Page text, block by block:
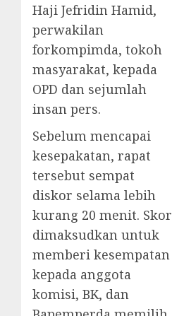
Haji Jefridin Hamid,
perwakilan
forkompimda, tokoh
masyarakat, kepada
OPD dan sejumlah
insan pers.
Sebelum mencapai
kesepakatan, rapat
tersebut sempat
diskor selama lebih
kurang 20 menit. Skor
dimaksudkan untuk
memberi kesempatan
kepada anggota
komisi, BK, dan